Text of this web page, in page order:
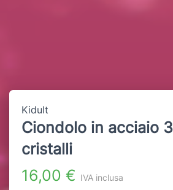
Kidult
Ciondolo in acciaio
cristalli
16,00 € IVA inclusa